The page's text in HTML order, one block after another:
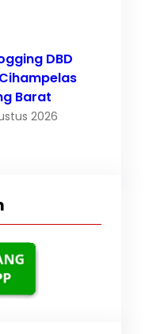
DBD
Barat
2026